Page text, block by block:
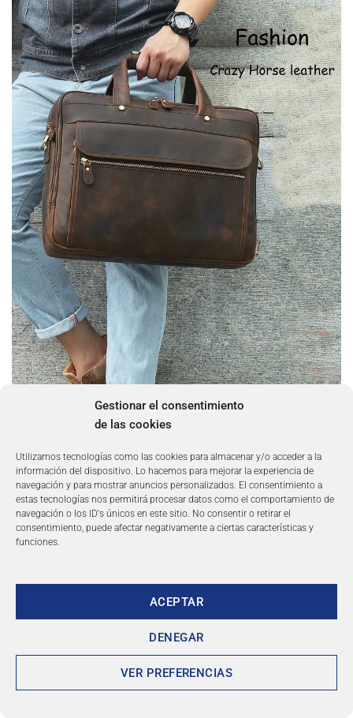
Gestionar el consentimiento
de las cookies
Utilizamos tecnologías como las cookies para almacenar y/o acceder a la
información del dispositivo. Lo hacemos para mejorar la experiencia de
navegación y para mostrar anuncios personalizados. El consentimiento a
estas tecnologías nos permitirá procesar datos como el comportamiento de
navegación o los ID's únicos en este sitio. No consentir o retirar el
consentimiento, puede afectar negativamente a ciertas características y
funciones.
ACEPTAR
DENEGAR
VER PREFERENCIAS